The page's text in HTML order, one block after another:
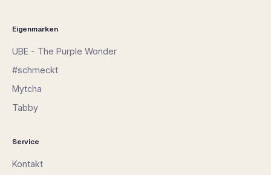
Eigenmarken
UBE - The Purple Wonder
#schmeckt
Mytcha
Tabby
Service
Kontakt